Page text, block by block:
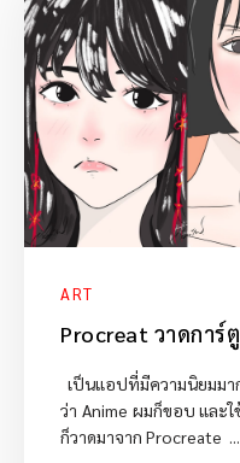
ART
Procreat วาดการ์
เป็นแอปที่มีความนิยมม
ว่า Anime ผมก็ขอบ แล
ก็วาดมาจาก Procreate ...